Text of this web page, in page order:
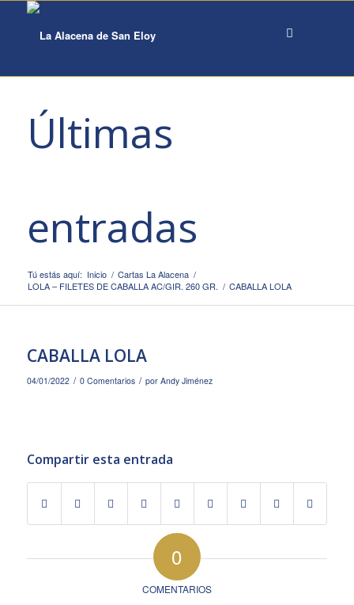
Últimas
entradas
Tú estás aquí: Inicio / Cartas La Alacena /
LOLA – FILETES DE CABALLA AC/GIR. 260 GR. / CABALLA LOLA
CABALLA LOLA
04/01/2022 / 0 Comentarios / por Andy Jiménez
Compartir esta entrada
0
COMENTARIOS